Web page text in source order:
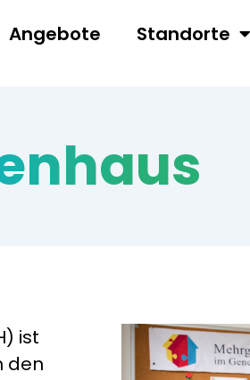
Angebote Standorte
ist
den